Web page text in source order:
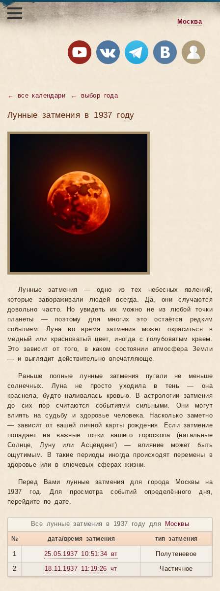
Москва
← все календари ← выбор года
Лунные затмения в 1937 году
Лунные затмения — одно из тех небесных явлений,
которые завораживали людей всегда. Да, они случаются
довольно часто. Но увидеть их можно не из любой точки
планеты — поэтому для многих это остаётся редким
событием. Луна во время затмения может окраситься в
медный или красноватый цвет, иногда с голубоватым краем.
Это зависит от того, в каком состоянии атмосфера Земли
— и выглядит действительно впечатляюще.
Раньше полные лунные затмения пугали не меньше
солнечных. Луна не просто уходила в тень — она
краснела, будто наливалась кровью. В астрологии затмения
до сих пор считаются событиями сильными. Они могут
влиять на судьбу и здоровье человека. Насколько заметно
— зависит от вашей личной карты рождения. Если затмение
попадает на важные точки вашего гороскопа (натальные
Солнце, Луну или Асцендент) — влияние может быть
ощутимым. В такие периоды иногда происходят перемены в
здоровье или в ключевых сферах жизни.
Перед Вами лунные затмения для города Москвы на
1937 год. Для просмотра событий определённого дня,
перейдите по дате.
Все лунные затмения в 1937 году для Москвы
№ дата/время затмения тип затмения
1 25.05.1937 10:51:34 вт
Полутеневое
2
18.11.1937 11:19:26 чт Частичное